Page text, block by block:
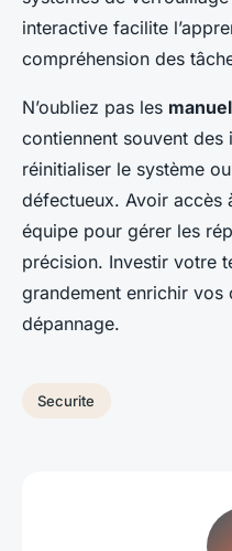
interactive facilite
compréhension des
N’oubliez pas les
contiennent souvent
réinitialiser le système
défectueux. Avoir accès
équipe pour gérer les
précision. Investir votre
grandement enrichir vos
dépannage.
Securite